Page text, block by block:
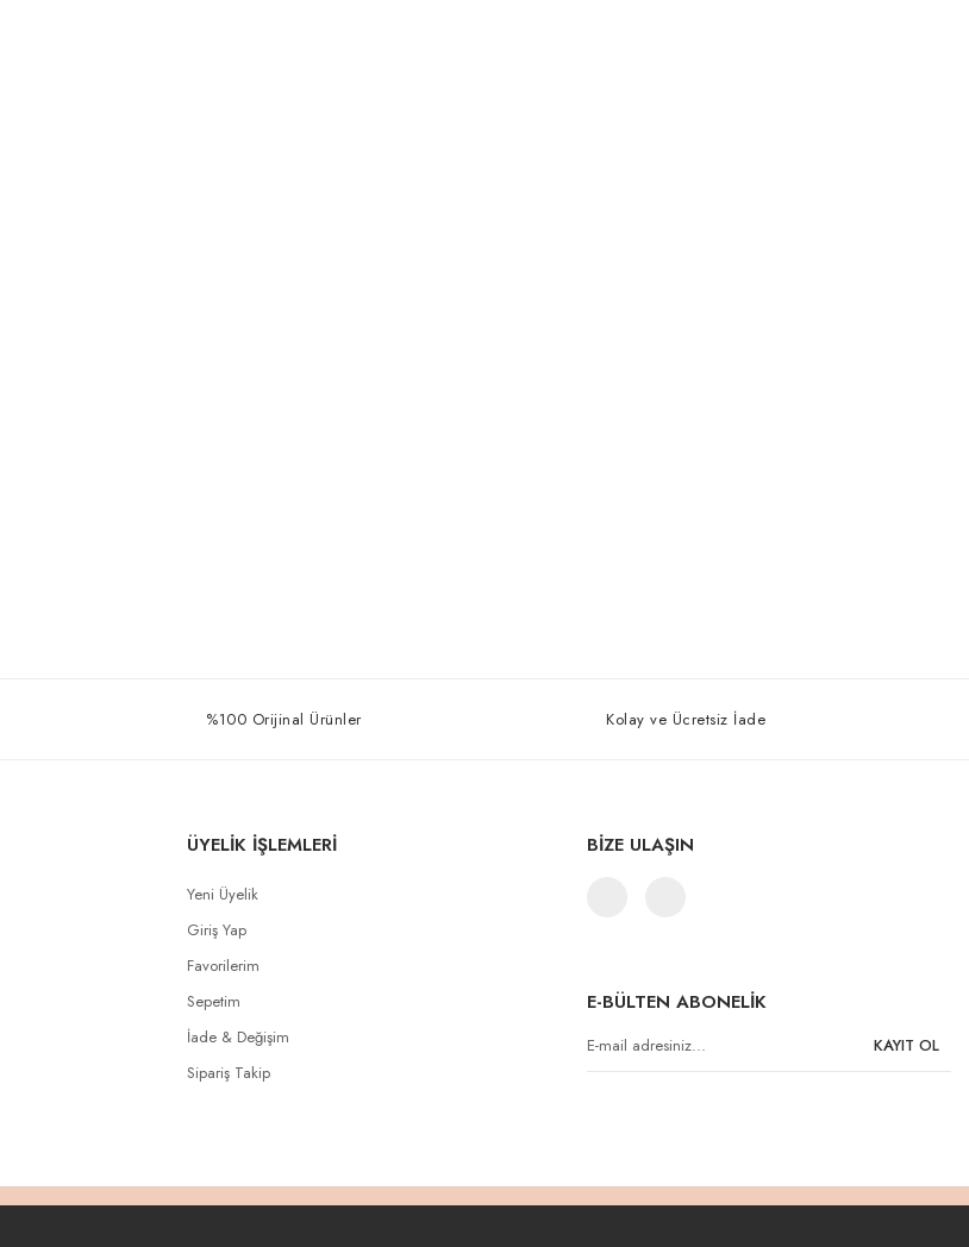
%100 Orijinal Ürünler Kolay ve Ücretsiz İade
ÜYELİK İŞLEMLERİ
Yeni Üyelik
Giriş Yap
Favorilerim
Sepetim
İade & Değişim
Sipariş Takip
BİZE ULAŞIN
E-BÜLTEN ABONELİK
KAYIT OL